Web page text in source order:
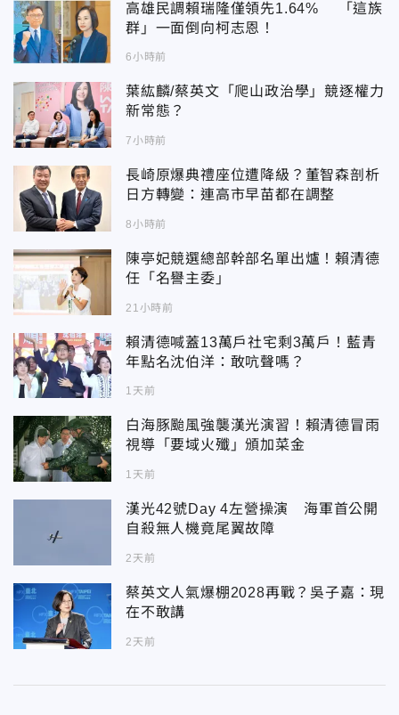
高雄民調賴瑞隆僅領先1.64% 「這族
群」一面倒向柯志恩！
6小時前
葉紘麟/蔡英文「爬山政治學」競逐權力
新常態？
7小時前
長崎原爆典禮座位遭降級？董智森剖析
日方轉變：連高市早苗都在調整
8小時前
陳亭妃競選總部幹部名單出爐！賴清德
任「名譽主委」
21小時前
賴清德喊蓋13萬戶社宅剩3萬戶！藍青
年點名沈伯洋：敢吭聲嗎？
1天前
白海豚颱風強襲漢光演習！賴清德冒雨
視導「要域火殲」頒加菜金
1天前
漢光42號Day 4左營操演 海軍首公開
自殺無人機竟尾翼故障
2天前
蔡英文人氣爆棚2028再戰？吳子嘉：現
在不敢講
2天前